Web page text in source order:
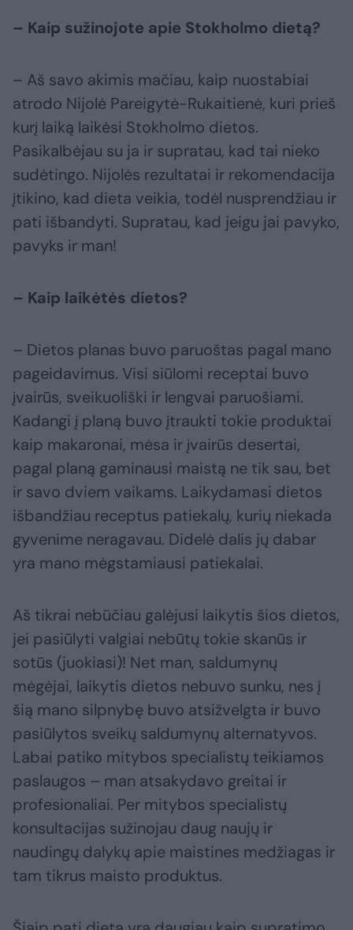
– Kaip sužinojote apie Stokholmo dietą?
– Aš savo akimis mačiau, kaip nuostabiai
atrodo Nijolė Pareigytė-Rukaitienė, kuri prieš
kurį laiką laikėsi Stokholmo dietos.
Pasikalbėjau su ja ir supratau, kad tai nieko
sudėtingo. Nijolės rezultatai ir rekomendacija
įtikino, kad dieta veikia, todėl nusprendžiau ir
pati išbandyti. Supratau, kad jeigu jai pavyko,
pavyks ir man!
– Kaip laikėtės dietos?
– Dietos planas buvo paruoštas pagal mano
pageidavimus. Visi siūlomi receptai buvo
įvairūs, sveikuoliški ir lengvai paruošiami.
Kadangi į planą buvo įtraukti tokie produktai
kaip makaronai, mėsa ir įvairūs desertai,
pagal planą gaminausi maistą ne tik sau, bet
ir savo dviem vaikams. Laikydamasi dietos
išbandžiau receptus patiekalų, kurių niekada
gyvenime neragavau. Didelė dalis jų dabar
yra mano mėgstamiausi patiekalai.
Aš tikrai nebūčiau galėjusi laikytis šios dietos,
jei pasiūlyti valgiai nebūtų tokie skanūs ir
sotūs (juokiasi)! Net man, saldumynų
mėgėjai, laikytis dietos nebuvo sunku, nes į
šią mano silpnybę buvo atsižvelgta ir buvo
pasiūlytos sveikų saldumynų alternatyvos.
Labai patiko mitybos specialistų teikiamos
paslaugos – man atsakydavo greitai ir
profesionaliai. Per mitybos specialistų
konsultacijas sužinojau daug naujų ir
naudingų dalykų apie maistines medžiagas ir
tam tikrus maisto produktus.